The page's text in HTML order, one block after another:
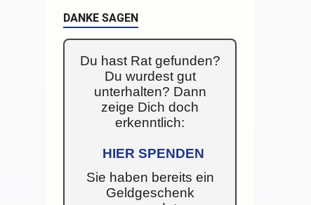
DANKE SAGEN
Du hast Rat gefunden?
Du wurdest gut
unterhalten? Dann
zeige Dich doch
erkenntlich:
HIER SPENDEN
Sie haben bereits ein
Geldgeschenk